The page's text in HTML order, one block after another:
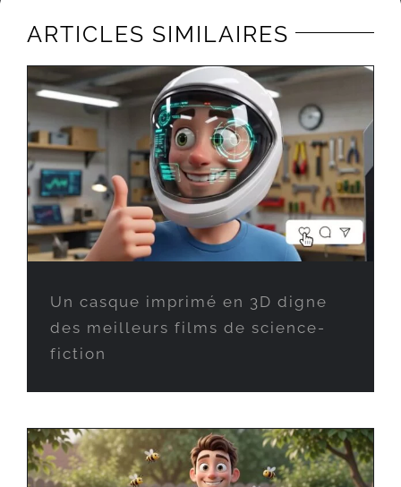
ARTICLES SIMILAIRES
Un casque imprimé en 3D digne
des meilleurs films de science-
fiction